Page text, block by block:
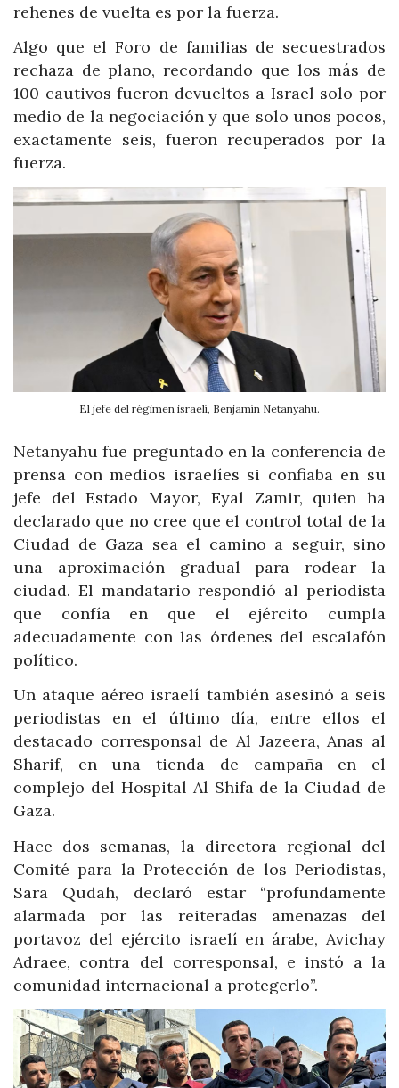
rehenes de vuelta es por la fuerza.
Algo que el Foro de familias de secuestrados
rechaza de plano, recordando que los más de
100 cautivos fueron devueltos a Israel solo por
medio de la negociación y que solo unos pocos,
exactamente seis, fueron recuperados por la
fuerza.
El jefe del régimen israelí, Benjamín Netanyahu.
Netanyahu fue preguntado en la conferencia de
prensa con medios israelíes si confiaba en su
jefe del Estado Mayor, Eyal Zamir, quien ha
declarado que no cree que el control total de la
Ciudad de Gaza sea el camino a seguir, sino
una aproximación gradual para rodear la
ciudad. El mandatario respondió al periodista
que confía en que el ejército cumpla
adecuadamente con las órdenes del escalafón
político.
Un ataque aéreo israelí también asesinó a seis
periodistas en el último día, entre ellos el
destacado corresponsal de Al Jazeera, Anas al
Sharif, en una tienda de campaña en el
complejo del Hospital Al Shifa de la Ciudad de
Gaza.
Hace dos semanas, la directora regional del
Comité para la Protección de los Periodistas,
Sara Qudah, declaró estar “profundamente
alarmada por las reiteradas amenazas del
portavoz del ejército israelí en árabe, Avichay
Adraee, contra del corresponsal, e instó a la
comunidad internacional a protegerlo”.